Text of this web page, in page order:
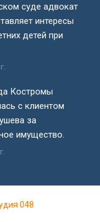
суде адвокат
интересы
детей при
Костромы
с клиентом
за
имущество.
048